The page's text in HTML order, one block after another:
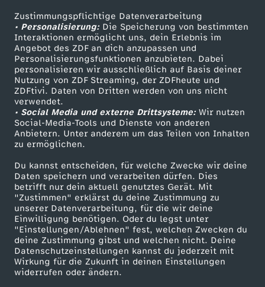
Zustimmungspflichtige Datenverarbeitung
• Personalisierung:Die Speicherung von bestimmten
Interaktionen ermöglicht uns, dein Erlebnis im
Angebot des ZDF an dich anzupassen und
Personalisierungsfunktionen anzubieten. Dabei
personalisieren wir ausschließlich auf Basis deiner
Nutzung von ZDF Streaming, der ZDFheute und
ZDFtivi. Daten von Dritten werden von uns nicht
verwendet.
• Social Media und externe Drittsysteme:Wir nutzen
Social-Media-Tools und Dienste von anderen
Anbietern. Unter anderem um das Teilen von Inhalten
zu ermöglichen.
Du kannst entscheiden, für welche Zwecke wir deine
Daten speichern und verarbeiten dürfen. Dies
betrifft nur dein aktuell genutztes Gerät. Mit
"Zustimmen" erklärst du deine Zustimmung zu
unserer Datenverarbeitung, für die wir deine
Einwilligung benötigen. Oder du legst unter
"Einstellungen/Ablehnen" fest, welchen Zwecken du
deine Zustimmung gibst und welchen nicht. Deine
Datenschutzeinstellungen kannst du jederzeit mit
Wirkung für die Zukunft in deinen Einstellungen
widerrufen oder ändern.
Livestreams
Sendungen A-Z
TV-Programm
Zuschauerservice
Hilfe
ZDF Unternehmen
Karriere
ZDF goes Schule
Werbefernsehen
Mainzelmännchen